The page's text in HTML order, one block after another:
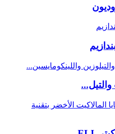
والتيل...